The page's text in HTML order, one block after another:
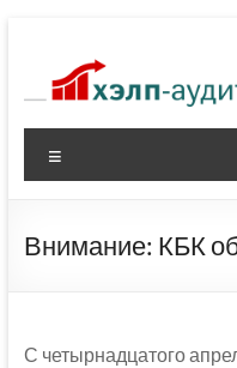
содержимому
Внимание: КБК
С четырнадцатого